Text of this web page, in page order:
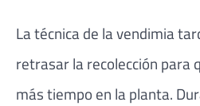
La técnica de la vendimia
retrasar la recolección para
más tiempo en la planta.